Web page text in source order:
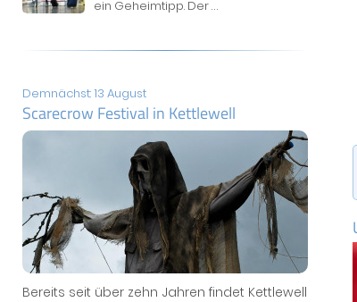
ein Geheimtipp. Der...
Demnächst: 13 August
Scarecrow Festival in Kettlewell
Bereits seit über zehn Jahren findet Kettlewell